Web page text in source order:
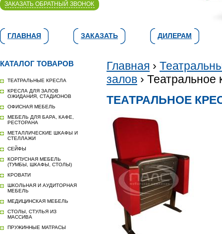
ЗАКАЗАТЬ ОБРАТНЫЙ ЗВОНОК
ГЛАВНАЯ ЗАКАЗАТЬ ДИЛЕРАМ
КАТАЛОГ ТОВАРОВ
ТЕАТРАЛЬНЫЕ КРЕСЛА
КРЕСЛА ДЛЯ ЗАЛОВ
ОЖИДАНИЯ, СТАДИОНОВ
ОФИСНАЯ МЕБЕЛЬ
МЕБЕЛЬ ДЛЯ БАРА, КАФЕ,
РЕСТОРАНА
МЕТАЛЛИЧЕСКИЕ ШКАФЫ И
СТЕЛЛАЖИ
СЕЙФЫ
КОРПУСНАЯ МЕБЕЛЬ
(ТУМБЫ, ШКАФЫ, СТОЛЫ)
КРОВАТИ
ШКОЛЬНАЯ И АУДИТОРНАЯ
МЕБЕЛЬ
МЕДИЦИНСКАЯ МЕБЕЛЬ
СТОЛЫ, СТУЛЬЯ ИЗ
МАССИВА
ПРУЖИННЫЕ МАТРАСЫ
Главная ›
залов › Театральное
ТЕАТРАЛЬНОЕ